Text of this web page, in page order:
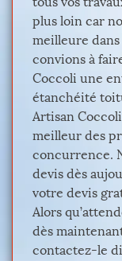
plus loin car
meilleure
convions à
Coccoli une
étanchéité
Artisan
meilleur des
concurrence.
devis dès
votre devis
Alors
dès
contactez-le